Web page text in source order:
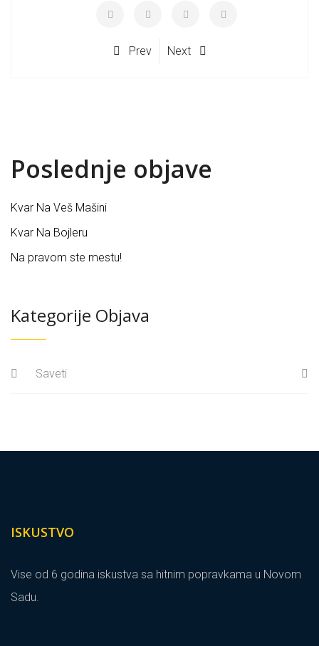
Prev Next
Poslednje objave
Kvar Na Veš Mašini
Kvar Na Bojleru
Na pravom ste mestu!
Kategorije Objava
Saveti
ISKUSTVO
Vise od 6 godina iskustva sa hitnim popravkama u Novom
Sadu.